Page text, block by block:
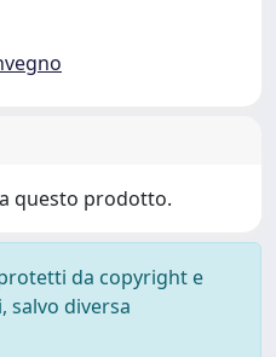
questo prodotto.
da copyright e
diversa